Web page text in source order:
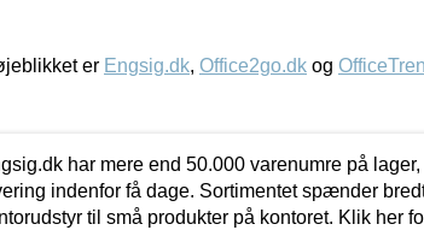
er Engsig.dk, Office2go.dk og
har mere end 50.000 varenumre på
indenfor få dage. Sortimentet spænder
til små produkter på kontoret. Klik her